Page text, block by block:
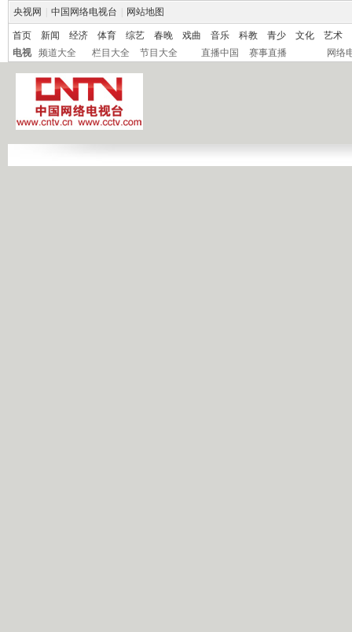
央视网 中国网络电视台 网站地图
首页 新闻 经济 体育 综艺 春晚 戏曲 音乐 科教 青少 文化
艺术
电视
频道大全 栏目大全 节目大全 直播中国 赛事直播 网络